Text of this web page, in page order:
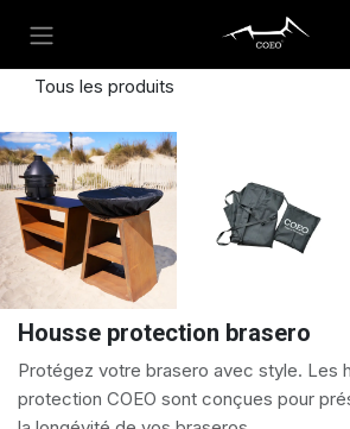
Tous les produits
Housse protection brasero
Protégez votre brasero avec style. Les
protection COEO sont conçues pour